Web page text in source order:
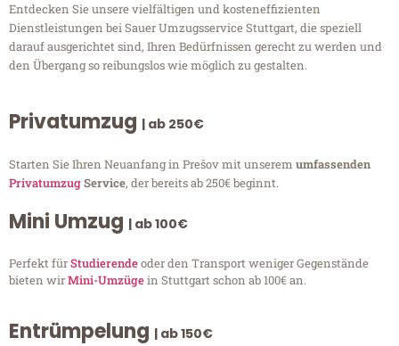
Entdecken Sie unsere vielfältigen und kosteneffizienten
Dienstleistungen bei Sauer Umzugsservice Stuttgart, die speziell
darauf ausgerichtet sind, Ihren Bedürfnissen gerecht zu werden und
den Übergang so reibungslos wie möglich zu gestalten.
Privatumzug | ab 250€
Starten Sie Ihren Neuanfang in Prešov mit unserem umfassenden
PrivatumzugService, der bereits ab 250€ beginnt.
Mini Umzug | ab 100€
Perfekt fürStudierendeoder den Transport weniger Gegenstände
bieten wirMini-Umzügein Stuttgart schon ab 100€ an.
Entrümpelung | ab 150€